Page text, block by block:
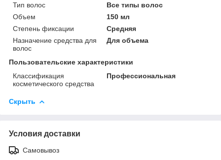
Тип волос
Все типы волос
Объем
150 мл
Степень фиксации
Средняя
Назначение средства для
волос
Для объема
Пользовательские характеристики
Классификация
косметического средства
Профессиональная
Скрыть
Условия доставки
Самовывоз